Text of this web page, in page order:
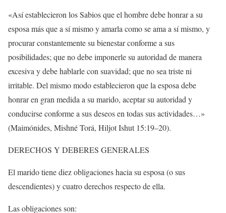
«Así establecieron los Sabios que el hombre debe honrar a su
esposa más que a sí mismo y amarla como se ama a sí mismo, y
procurar constantemente su bienestar conforme a sus
posibilidades; que no debe imponerle su autoridad de manera
excesiva y debe hablarle con suavidad; que no sea triste ni
irritable. Del mismo modo establecieron que la esposa debe
honrar en gran medida a su marido, aceptar su autoridad y
conducirse conforme a sus deseos en todas sus actividades…»
(Maimónides, Mishné Torá, Hiljot Ishut 15:19–20).
DERECHOS Y DEBERES GENERALES
El marido tiene diez obligaciones hacia su esposa (o sus
descendientes) y cuatro derechos respecto de ella.
Las obligaciones son: